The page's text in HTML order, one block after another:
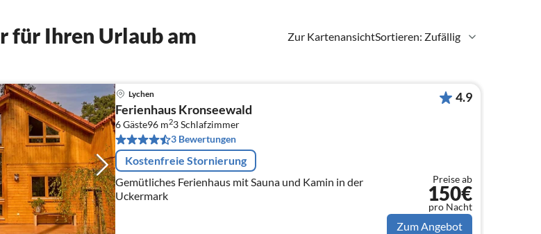
Zur KartenansichtSortieren: Zufällig
für Ihren Urlaub am
Lychen
Ferienhaus Kronseewald
6 Gäste96 m23Schlafzimmer
3 Bewertungen
Kostenfreie Stornierung
Gemütliches Ferienhaus mit Sauna und Kamin in der
Uckermark
4.9
Preise ab
150€
pro Nacht
Zum Angebot